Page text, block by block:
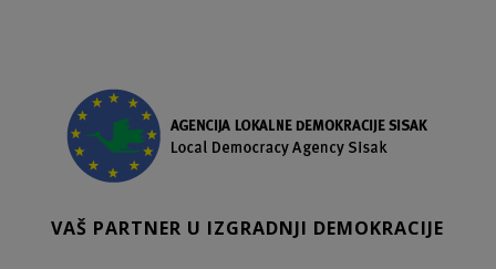
VAŠ PARTNER U IZGRADNJI DEMOKRACIJE